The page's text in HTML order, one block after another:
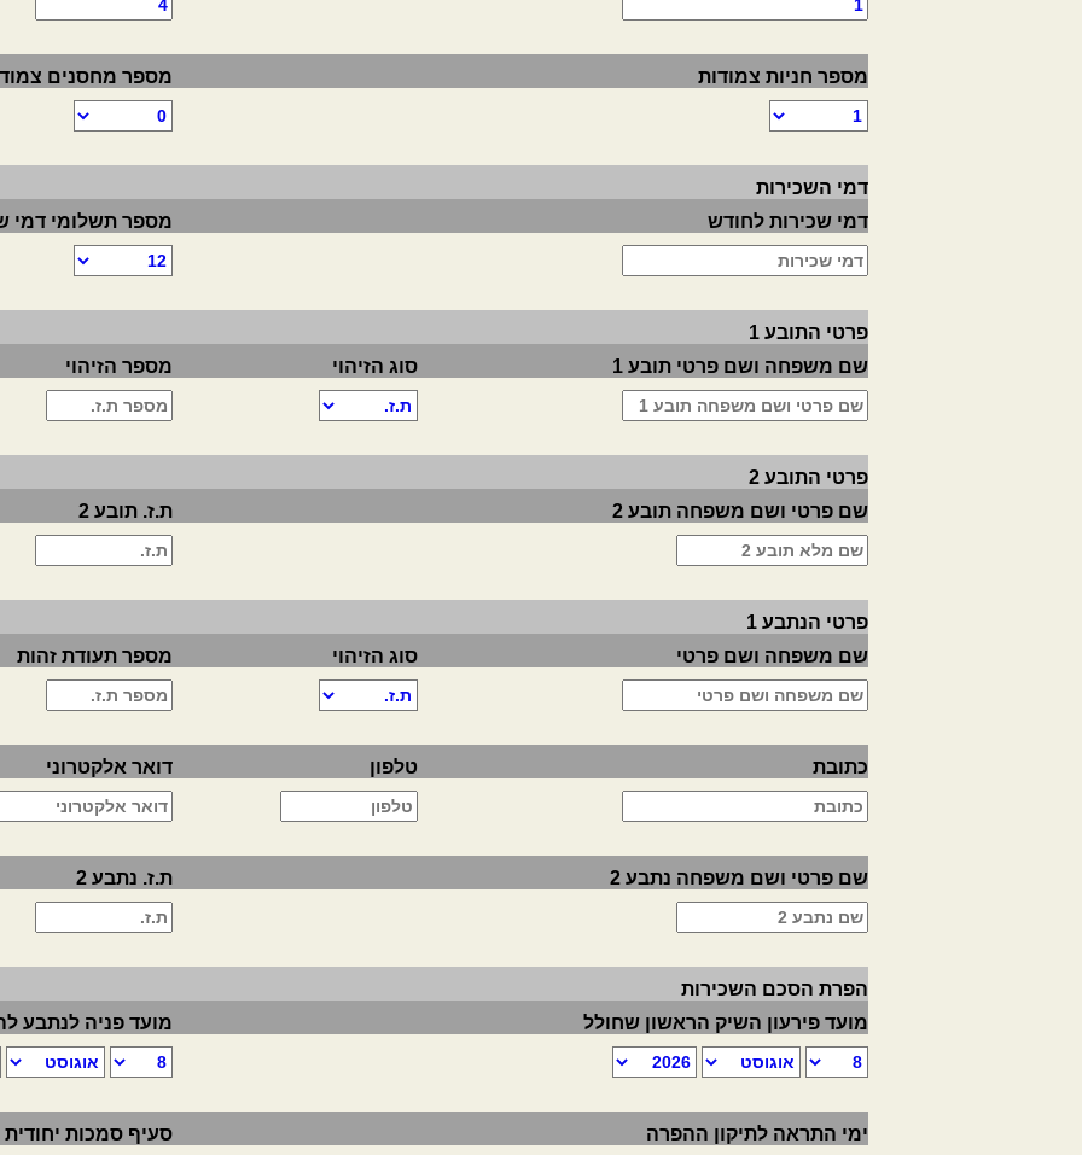
מספר חניות צמודות מספר מחסנים
דמי השכירות
דמי שכירות לחודש
מספר תשלומי דמי
פרטי התובע 1
שם משפחה ושם פרטי תובע 1
סוג הזיהוי מספר הזיהוי
פרטי התובע 2
שם פרטי ושם משפחה תובע 2
ת.ז. תובע 2
פרטי הנתבע 1
שם משפחה ושם פרטי
סוג הזיהוי מספר תעודת זהות
כתובת טלפון דואר אלקטרוני
שם פרטי ושם משפחה נתבע 2 ת.ז. נתבע 2
הפרת הסכם השכירות
מועד פירעון השיק הראשון שחולל
מועד פניה לנתבע
ימי התראה לתיקון ההפרה סעיף סמכות